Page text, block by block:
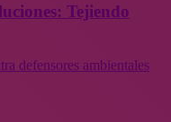
Tejiendo
defensores ambientales